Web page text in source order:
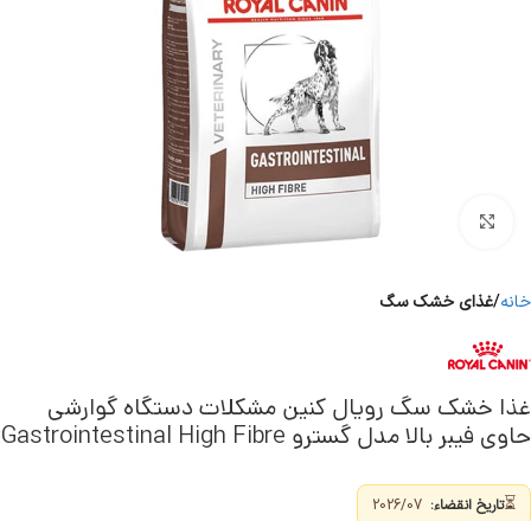
برای بزرگنمایی کلیک کنید
خانه غذای خشک سگ
غذا خشک سگ رویال کنین مشکلات دستگاه گوارشی
حاوی فیبر بالا مدل گسترو Gastrointestinal High Fibre
⏳تاریخ انقضاء: